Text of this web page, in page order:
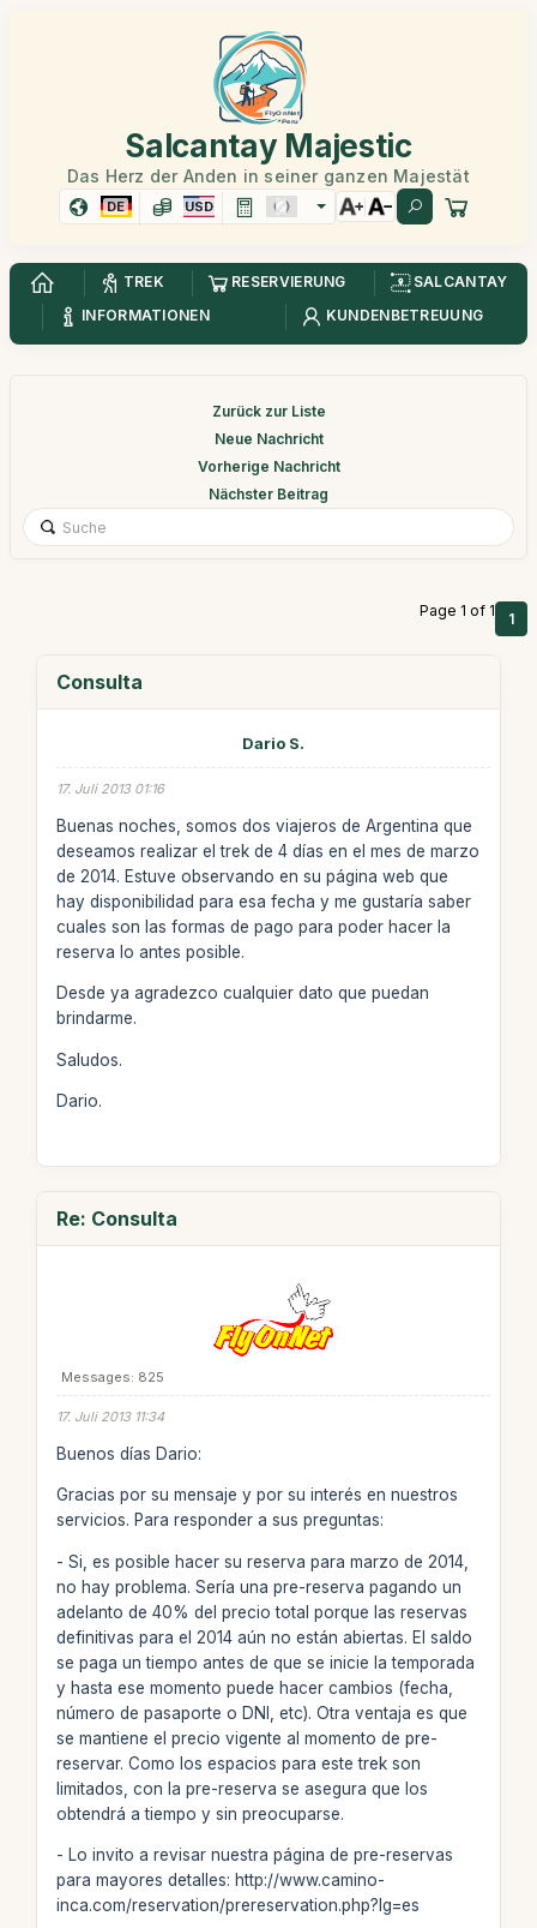
Salcantay Majestic
Das Herz der Anden in seiner ganzen Majestät
DE USD
TREK RESERVIERUNG
SALCANTAY
INFORMATIONEN
KUNDENBETREUUNG
Zurück zur Liste
Neue Nachricht
Vorherige Nachricht
Nächster Beitrag
Page 1 of 1 1
Consulta
Dario S.
17. Juli 2013 01:16
Buenas noches, somos dos viajeros de Argentina que
deseamos realizar el trek de 4 días en el mes de marzo
de 2014. Estuve observando en su página web que
hay disponibilidad para esa fecha y me gustaría saber
cuales son las formas de pago para poder hacer la
reserva lo antes posible.
Desde ya agradezco cualquier dato que puedan
brindarme.
Saludos.
Dario.
Re: Consulta
Messages: 825
17. Juli 2013 11:34
Buenos días Dario:
Gracias por su mensaje y por su interés en nuestros
servicios. Para responder a sus preguntas:
- Si, es posible hacer su reserva para marzo de 2014,
no hay problema. Sería una pre-reserva pagando un
adelanto de 40% del precio total porque las reservas
definitivas para el 2014 aún no están abiertas. El saldo
se paga un tiempo antes de que se inicie la temporada
y hasta ese momento puede hacer cambios (fecha,
número de pasaporte o DNI, etc). Otra ventaja es que
se mantiene el precio vigente al momento de pre-
reservar. Como los espacios para este trek son
limitados, con la pre-reserva se asegura que los
obtendrá a tiempo y sin preocuparse.
- Lo invito a revisar nuestra página de pre-reservas
para mayores detalles: http://www.camino-
inca.com/reservation/prereservation.php?lg=es